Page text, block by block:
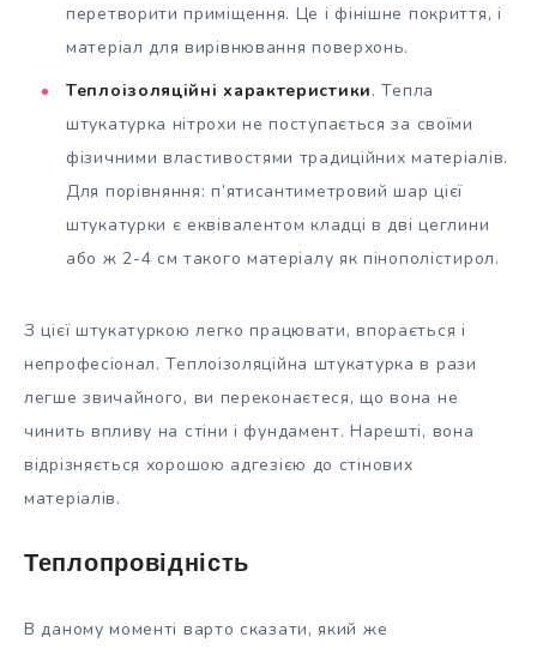
перетворити приміщення. Це і фінішне покриття, і
матеріал для вирівнювання поверхонь.
Теплоізоляційні характеристики. Тепла
штукатурка нітрохи не поступається за своїми
фізичними властивостями традиційних матеріалів.
Для порівняння: п’ятисантиметровий шар цієї
штукатурки є еквівалентом кладці в дві цеглини
або ж 2-4 см такого матеріалу як пінополістирол.
З цієї штукатуркою легко працювати, впорається і
непрофесіонал. Теплоізоляційна штукатурка в рази
легше звичайного, ви переконаєтеся, що вона не
чинить впливу на стіни і фундамент. Нарешті, вона
відрізняється хорошою адгезією до стінових
матеріалів.
Теплопровідність
В даному моменті варто сказати, який же